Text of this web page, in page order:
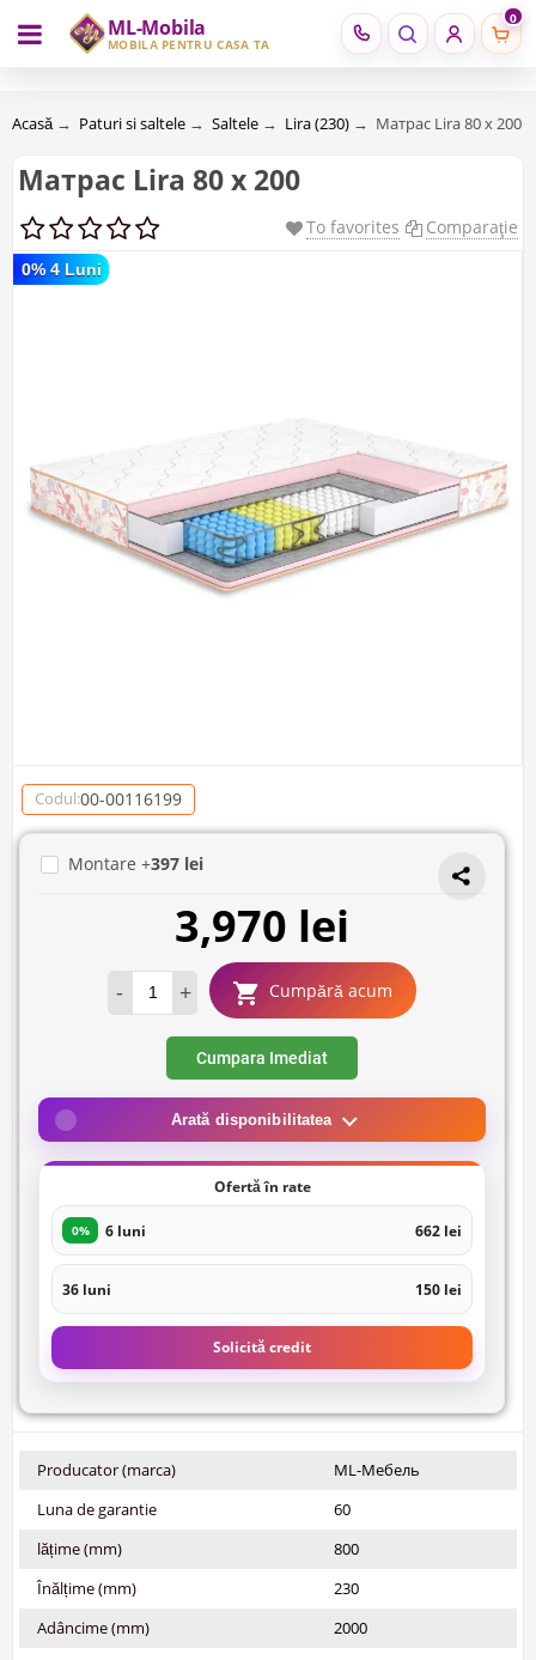
ML-Mobila
MOBILĂ PENTRU CASA TA
0
RU RO
Acasă → Paturi si saltele → Saltele → Lira (230) → Матрас Lira 80 х 200
Матрас Lira 80 х 200
To favorites Comparaţie
0% 4 Luni
Codul:00-00116199
Montare +397 lei
3,970 lei
- + Cumpără acum
Cumpara Imediat
Arată disponibilitatea
Ofertă în rate
0% 6 luni 662 lei
36 luni 150 lei
Solicită credit
Producator (marca)
ML-Мебель
Luna de garantie
60
lățime (mm)
800
Înălțime (mm)
230
Adâncime (mm)
2000